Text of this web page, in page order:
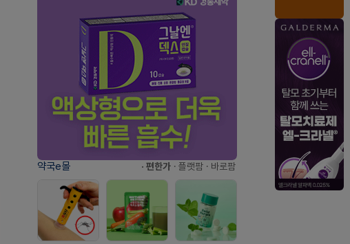
약국e몰 · 편한가 · 플랫팜 · 바로팜